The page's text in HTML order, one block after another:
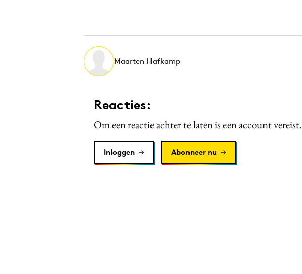
Maarten Hafkamp
Reacties:
Om een reactie achter te laten is een account vereist.
Inloggen Abonneer nu